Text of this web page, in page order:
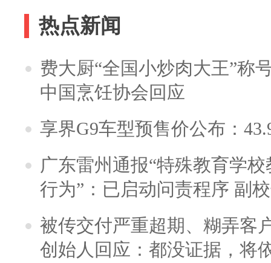
热点新闻
费大厨“全国小炒肉大王”称
中国烹饪协会回应
享界G9车型预售价公布：
广东雷州通报“特殊教育学
行为”：已启动问责程序 副
被传交付严重超期、糊弄客
创始人回应：都没证据，将